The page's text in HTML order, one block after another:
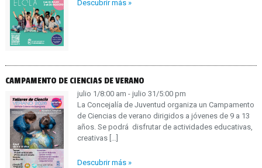
Descubrir más »
CAMPAMENTO DE CIENCIAS DE VERANO
julio 1/8:00 am - julio 31/5:00 pm
La Concejalía de Juventud organiza un Campamento
de Ciencias de verano dirigidos a jóvenes de 9 a 13
años. Se podrá disfrutar de actividades educativas,
creativas[…]
Descubrir más »